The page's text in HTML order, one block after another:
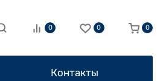
0 0 0
Контакты